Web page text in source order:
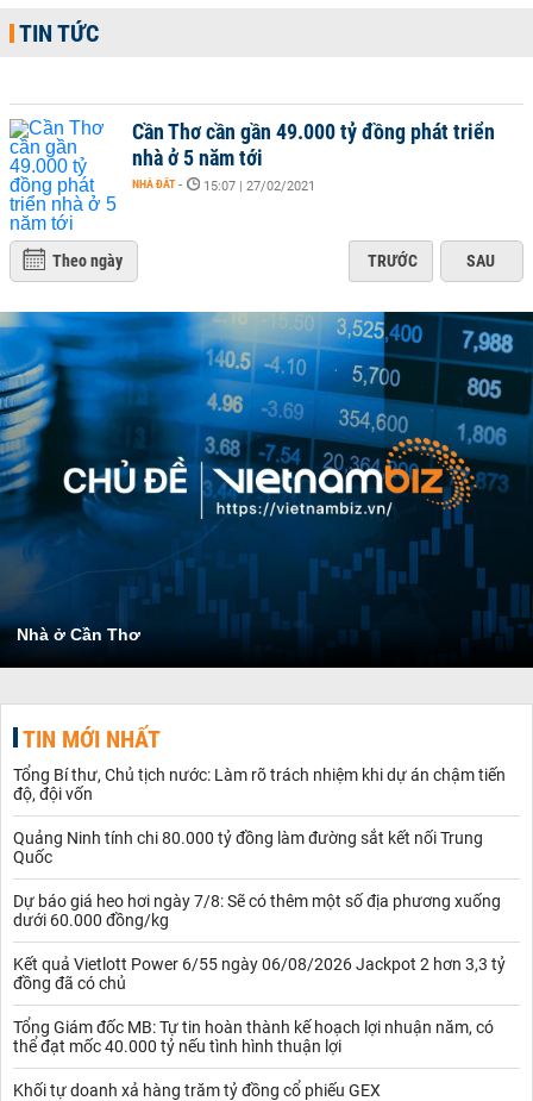
TIN TỨC
Cần Thơ cần gần 49.000 tỷ đồng phát triển
nhà ở 5 năm tới
NHÀ ĐẤT - 15:07 | 27/02/2021
Theo ngày TRƯỚC SAU
Nhà ở Cần Thơ
TIN MỚI NHẤT
Tổng Bí thư, Chủ tịch nước: Làm rõ trách nhiệm khi dự án chậm tiến
độ, đội vốn
Quảng Ninh tính chi 80.000 tỷ đồng làm đường sắt kết nối Trung
Quốc
Dự báo giá heo hơi ngày 7/8: Sẽ có thêm một số địa phương xuống
dưới 60.000 đồng/kg
Kết quả Vietlott Power 6/55 ngày 06/08/2026 Jackpot 2 hơn 3,3 tỷ
đồng đã có chủ
Tổng Giám đốc MB: Tự tin hoàn thành kế hoạch lợi nhuận năm, có
thể đạt mốc 40.000 tỷ nếu tình hình thuận lợi
Khối tự doanh xả hàng trăm tỷ đồng cổ phiếu GEX